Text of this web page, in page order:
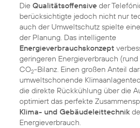
Die Qualitätsoffensive der
berücksichtigte jedoch nicht nur
auch der Umweltschutz spielte
der Planung. Das intelligente
Energieverbrauchskonzept
geringeren Energieverbrauch
CO2-Bilanz. Einen großen Anteil
umweltschonende
die direkte Rückkühlung über die
optimiert das perfekte
Klima- und Gebäudeleittechnik
Energieverbrauch.